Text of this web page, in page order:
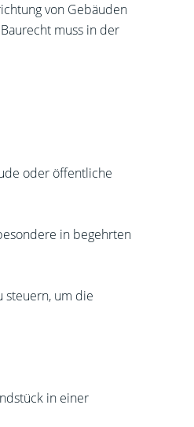
von Gebäuden
muss in der
oder öffentliche
in begehrten
steuern, um die
in einer